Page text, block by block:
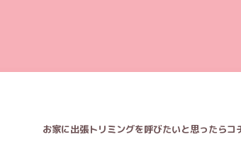
お家に出張トリミングを呼びたいと思ったらコ